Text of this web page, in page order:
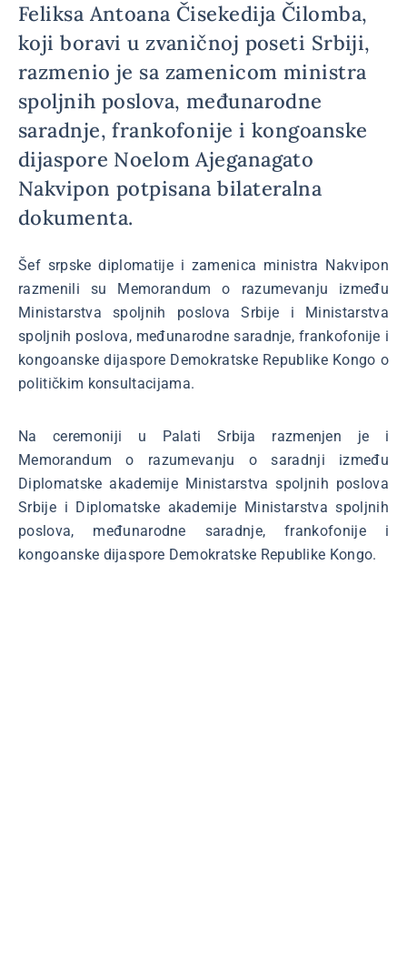
Feliksa Antoana Čisekedija Čilomba,
koji boravi u zvaničnoj poseti Srbiji,
razmenio je sa zamenicom ministra
spoljnih poslova, međunarodne
saradnje, frankofonije i kongoanske
dijaspore Noelom Ajeganagato
Nakvipon potpisana bilateralna
dokumenta.
Šef srpske diplomatije i zamenica ministra Nakvipon
razmenili su Memorandum o razumevanju između
Ministarstva spoljnih poslova Srbije i Ministarstva
spoljnih poslova, međunarodne saradnje, frankofonije i
kongoanske dijaspore Demokratske Republike Kongo o
političkim konsultacijama.
Na ceremoniji u Palati Srbija razmenjen je i
Memorandum o razumevanju o saradnji između
Diplomatske akademije Ministarstva spoljnih poslova
Srbije i Diplomatske akademije Ministarstva spoljnih
poslova, međunarodne saradnje, frankofonije i
kongoanske dijaspore Demokratske Republike Kongo.